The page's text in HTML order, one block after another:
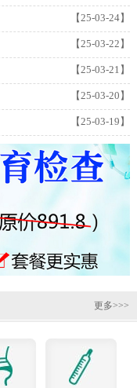
【25-03-24】
【25-03-22】
【25-03-21】
【25-03-20】
【25-03-19】
更多>>>